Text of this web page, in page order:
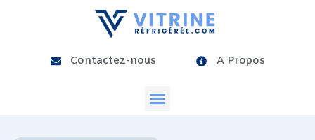
Contactez-nous A Propos